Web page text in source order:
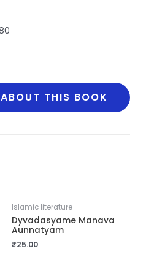
THIS BOOK
Islamic literature
Dyvadasyame Manava
Aunnatyam
₹25.00